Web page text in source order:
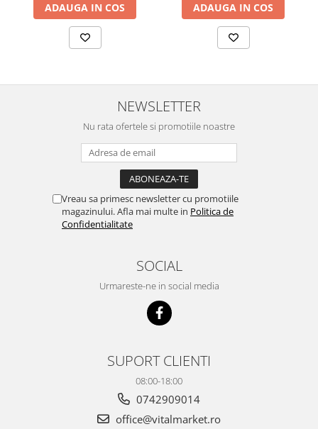
ADAUGA IN COS ADAUGA IN COS
NEWSLETTER
Nu rata ofertele si promotiile noastre
Vreau sa primesc newsletter cu promotiile
magazinului. Afla mai multe in Politica de
Confidentialitate
SOCIAL
Urmareste-ne in social media
SUPORT CLIENTI
08:00-18:00
0742909014
office@vitalmarket.ro